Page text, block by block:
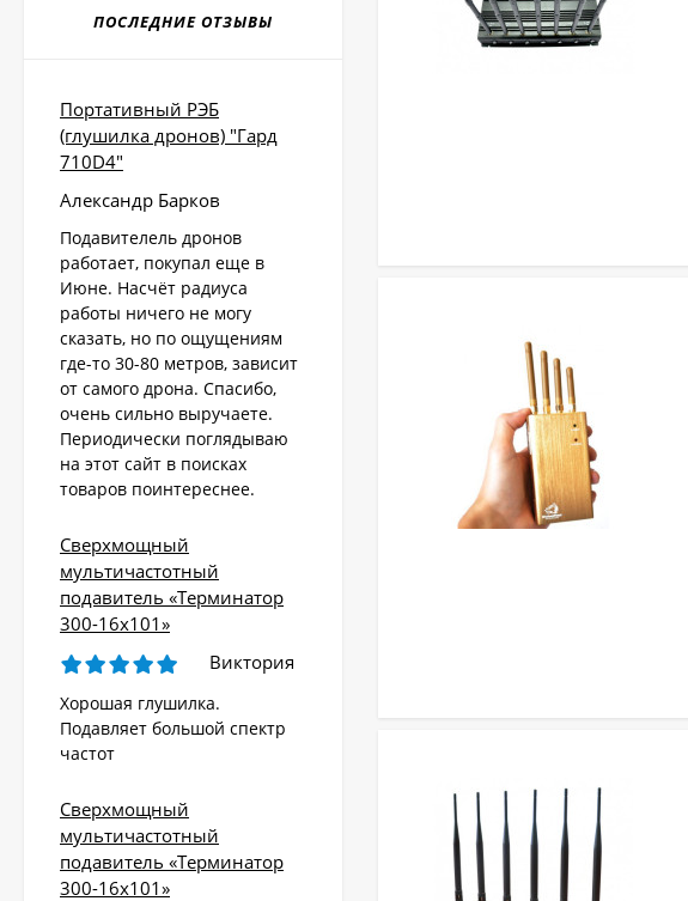
ПОСЛЕДНИЕ ОТЗЫВЫ
Портативный РЭБ
(глушилка дронов) "Гард
710D4"
Александр Барков
Подавителель дронов
работает, покупал еще в
Июне. Насчёт радиуса
работы ничего не могу
сказать, но по ощущениям
где-то 30-80 метров, зависит
от самого дрона. Спасибо,
очень сильно выручаете.
Периодически поглядываю
на этот сайт в поисках
товаров поинтереснее.
Сверхмощный
мультичастотный
подавитель «Терминатор
300-16х101»
Виктория
Хорошая глушилка.
Подавляет большой спектр
частот
Сверхмощный
мультичастотный
подавитель «Терминатор
300-16х101»